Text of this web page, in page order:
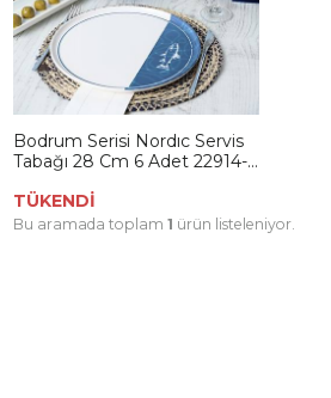
Bodrum Serisi Nordıc Servis
Tabağı 28 Cm 6 Adet 22914-
TÜKENDİ
Bu aramada toplam 1 ürün listeleniyor.